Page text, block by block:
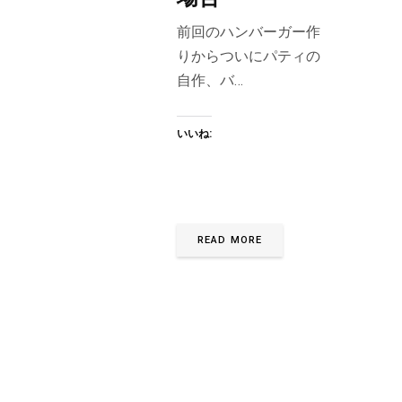
前回のハンバーガー作
りからついにパティの
自作、バ…
いいね:
READ MORE